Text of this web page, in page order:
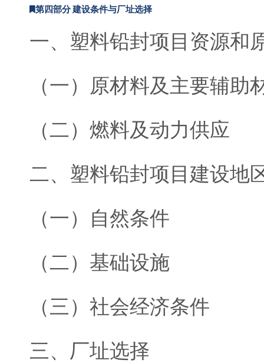
第四部分 建设条件与厂址选择
一、塑料铅封项目资源和
（一）原材料及主要辅助
（二）燃料及动力供应
二、塑料铅封项目建设地
（一）自然条件
（二）基础设施
（三）社会经济条件
三、厂址选择